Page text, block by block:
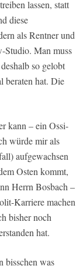
lassen, statt
diese
als Rentner und
Studio. Man muss
so gelobt
beraten hat. Die
kann – ein Ossi-
würde mir als
aufgewachsen
Osten kommt,
Herrn Bosbach –
Karriere machen
bisher noch
hat.
bisschen was